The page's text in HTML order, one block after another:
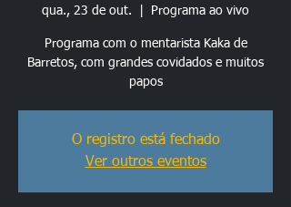
qua., 23 de out. Programa ao vivo
Programa com o mentarista Kaka de
Barretos, com grandes covidados e muitos
papos
O registro está fechado
Ver outros eventos